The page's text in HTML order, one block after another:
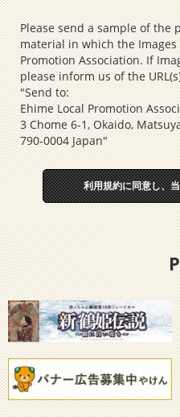
Please send a sample of
material in which the
Promotion Association. If
please inform us of the
"Send to:
Ehime Local Promotion
3 Chome 6-1, Okaido,
790-0004 Japan"
利用規約に同意し、